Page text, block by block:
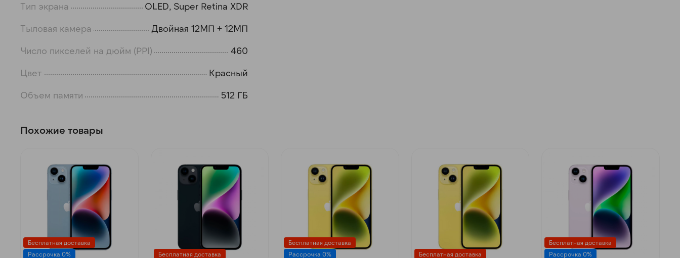
Тип экрана
OLED, Super Retina XDR
Тыловая камера
Двойная 12МП + 12МП
Число пикселей на дюйм (PPI)
460
Цвет
Красный
Объем памяти
512 ГБ
Похожие товары
Бесплатная доставка
Рассрочка 0%
Бесплатная доставка
Бесплатная доставка
Рассрочка 0%
Бесплатная доставка
Бесплатная доставка
Рассрочка 0%